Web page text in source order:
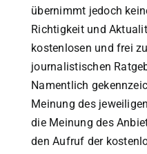
übernimmt jedoch
Richtigkeit und
kostenlosen und frei
journalistischen
Namentlich
Meinung des
die Meinung des
den Aufruf der